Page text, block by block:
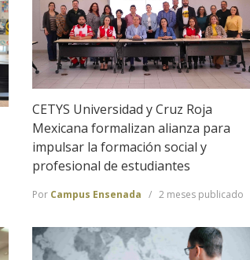
CETYS Universidad y Cruz Roja
Mexicana formalizan alianza para
impulsar la formación social y
profesional de estudiantes
Por Campus Ensenada 2 meses publicado